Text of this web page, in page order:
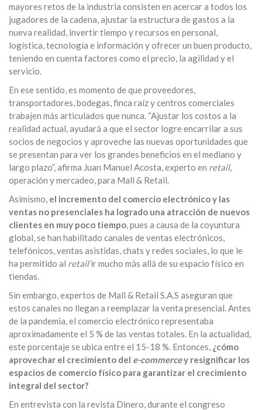
mayores retos de la industria consisten en acercar a todos los
jugadores de la cadena, ajustar la estructura de gastos a la
nueva realidad, invertir tiempo y recursos en personal,
logística, tecnología e información y ofrecer un buen producto,
teniendo en cuenta factores como el precio, la agilidad y el
servicio.
En ese sentido, es momento de que proveedores,
transportadores, bodegas, finca raíz y centros comerciales
trabajen más articulados que nunca. “Ajustar los costos a la
realidad actual, ayudará a que el sector logre encarrilar a sus
socios de negocios y aproveche las nuevas oportunidades que
se presentan para ver los grandes beneficios en el mediano y
largo plazo”, afirma Juan Manuel Acosta, experto en retail,
operación y mercadeo, para Mall & Retail.
Asimismo, el incremento del comercio electrónico y las
ventas no presenciales ha logrado una atracción de nuevos
clientes en muy poco tiempo, pues a causa de la coyuntura
global, se han habilitado canales de ventas electrónicos,
telefónicos, ventas asistidas, chats y redes sociales, lo que le
ha permitido al retailir mucho más allá de su espacio físico en
tiendas.
Sin embargo, expertos de Mall & Retail S.A.S aseguran que
estos canales no llegan a reemplazar la venta presencial. Antes
de la pandemia, el comercio electrónico representaba
aproximadamente el 5 % de las ventas totales. En la actualidad,
este porcentaje se ubica entre el 15-18 %. Entonces, ¿cómo
aprovechar el crecimiento del e-commercey resignificar los
espacios de comercio físico para garantizar el crecimiento
integral del sector?
En entrevista con la revista Dinero, durante el congreso